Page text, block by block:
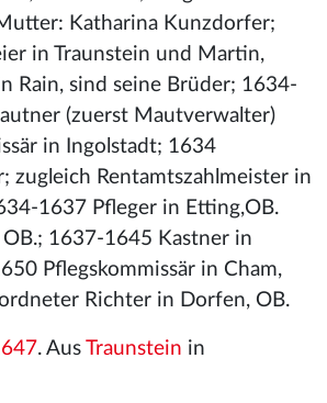
Katharina Kunzdorfer;
in Traunstein und Martin,
Rain, sind seine Brüder; 1634-
(zuerst Mautverwalter)
in Ingolstadt; 1634
zugleich Rentamtszahlmeister in
1637 Pfleger in Etting,OB.
1637-1645 Kastner in
Pflegskommissär in Cham,
Richter in Dorfen, OB.
. Aus Traunstein in